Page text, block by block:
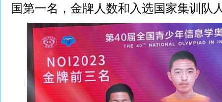
国第一名，金牌人数和入选国家集训队